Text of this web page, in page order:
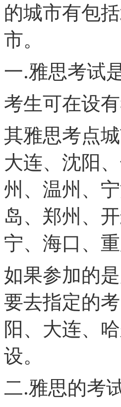
的城市有包
市。
一.雅思考试
考生可在设
其雅思考点
大连、沈阳
州、温州、
岛、郑州、
宁、海口、
如果参加的
要去指定的
阳、大连、
设。
二.雅思的考